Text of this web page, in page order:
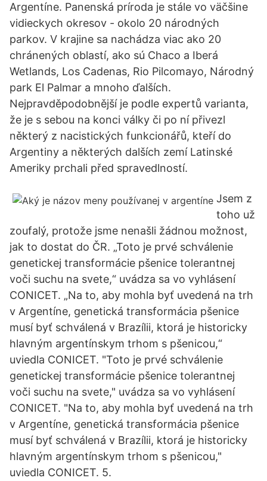
Argentíne. Panenská príroda je stále vo väčšine
vidieckych okresov - okolo 20 národných
parkov. V krajine sa nachádza viac ako 20
chránených oblastí, ako sú Chaco a Iberá
Wetlands, Los Cadenas, Rio Pilcomayo, Národný
park El Palmar a mnoho ďalších.
Nejpravděpodobnější je podle expertů varianta,
že je s sebou na konci války či po ní přivezl
některý z nacistických funkcionářů, kteří do
Argentiny a některých dalších zemí Latinské
Ameriky prchali před spravedlností.
Jsem z
toho už
zoufalý, protože jsme nenašli žádnou možnost,
jak to dostat do ČR. „Toto je prvé schválenie
genetickej transformácie pšenice tolerantnej
voči suchu na svete,“ uvádza sa vo vyhlásení
CONICET. „Na to, aby mohla byť uvedená na trh
v Argentíne, genetická transformácia pšenice
musí byť schválená v Brazílii, ktorá je historicky
hlavným argentínskym trhom s pšenicou,“
uviedla CONICET. "Toto je prvé schválenie
genetickej transformácie pšenice tolerantnej
voči suchu na svete," uvádza sa vo vyhlásení
CONICET. "Na to, aby mohla byť uvedená na trh
v Argentíne, genetická transformácia pšenice
musí byť schválená v Brazílii, ktorá je historicky
hlavným argentínskym trhom s pšenicou,"
uviedla CONICET. 5.